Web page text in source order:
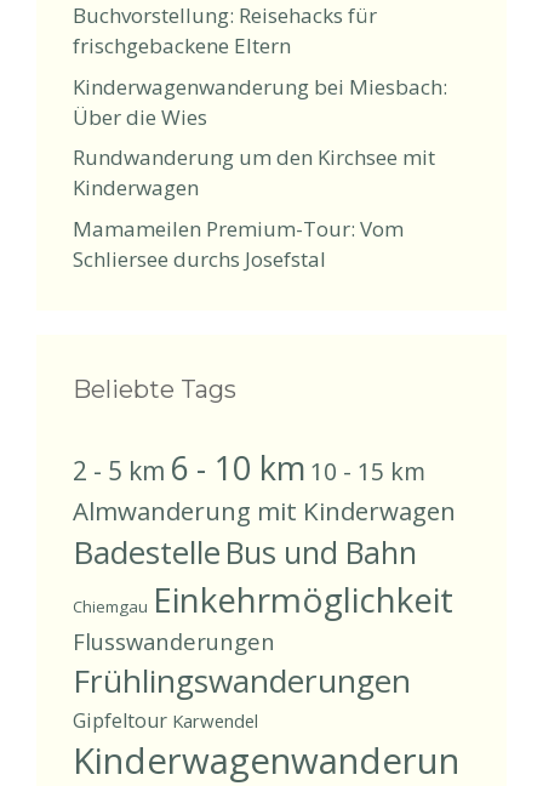
Buchvorstellung: Reisehacks für
frischgebackene Eltern
Kinderwagenwanderung bei Miesbach:
Über die Wies
Rundwanderung um den Kirchsee mit
Kinderwagen
Mamameilen Premium-Tour: Vom
Schliersee durchs Josefstal
Beliebte Tags
2 - 5 km 6 - 10 km 10 - 15 km
Almwanderung mit Kinderwagen
Badestelle Bus und Bahn
Chiemgau Einkehrmöglichkeit
Flusswanderungen
Frühlingswanderungen
Gipfeltour Karwendel
Kinderwagenwanderun